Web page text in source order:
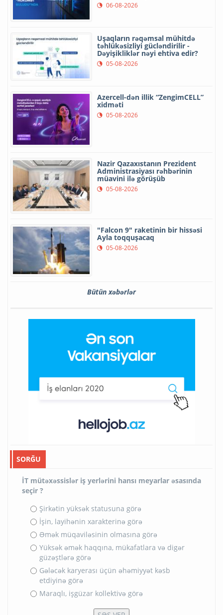
06-08-2026
Uşaqların rəqəmsal mühitdə
təhlükəsizliyi gücləndirilir -
Dəyişikliklər nəyi ehtiva edir?
05-08-2026
Azercell-dən illik “ZengimCELL”
xidməti
05-08-2026
Nazir Qazaxıstanın Prezident
Administrasiyası rəhbərinin
müavini ilə görüşüb
05-08-2026
"Falcon 9" raketinin bir hissəsi
Ayla toqquşacaq
05-08-2026
Bütün xəbərlər
SORĞU
İT mütəxəssislər iş yerlərini hansı meyarlar əsasında
seçir ?
Şirkətin yüksək statusuna görə
İşin, layihənin xarakterinə görə
Əmək müqaviləsinin olmasına görə
Yüksək əmək haqqına, mükafatlara və digər
güzəştlərə görə
Gələcək karyerası üçün əhəmiyyət kəsb
etdiyinə görə
Maraqlı, işgüzar kollektivə görə